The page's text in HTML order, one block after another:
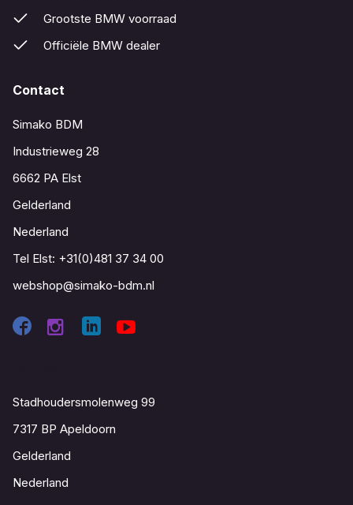
Grootste BMW voorraad
Officiële BMW dealer
Contact
Simako BDM
Industrieweg 28
6662 PA Elst
Gelderland
Nederland
Tel Elst: +31(0)481 37 34 00
webshop@simako-bdm.nl
Stadhoudersmolenweg 99
7317 BP Apeldoorn
Gelderland
Nederland